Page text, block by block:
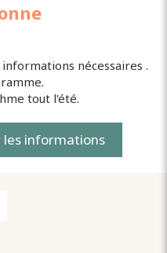
nécessaires .
tout l'été.
les informations